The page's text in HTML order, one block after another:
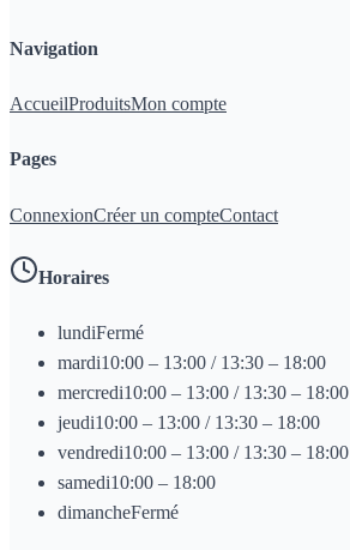
Navigation
AccueilProduitsMon compte
Pages
ConnexionCréer un compteContact
Horaires
lundiFermé
mardi10:00 – 13:00 / 13:30 – 18:00
mercredi10:00 – 13:00 / 13:30 – 18:00
jeudi10:00 – 13:00 / 13:30 – 18:00
vendredi10:00 – 13:00 / 13:30 – 18:00
samedi10:00 – 18:00
dimancheFermé